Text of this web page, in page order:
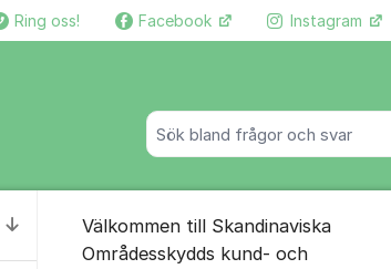
Sök bland alla inlägg
Ring oss! Facebook Instagram
Till senaste kommentaren
Välkommen till Skandinaviska
Områdesskydds kund- och